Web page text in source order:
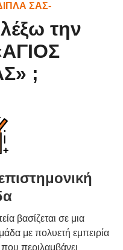
ΣΑΣ-
την
;
βασίζεται σε μια
με πολυετή εμπειρία
περιλαμβάνει